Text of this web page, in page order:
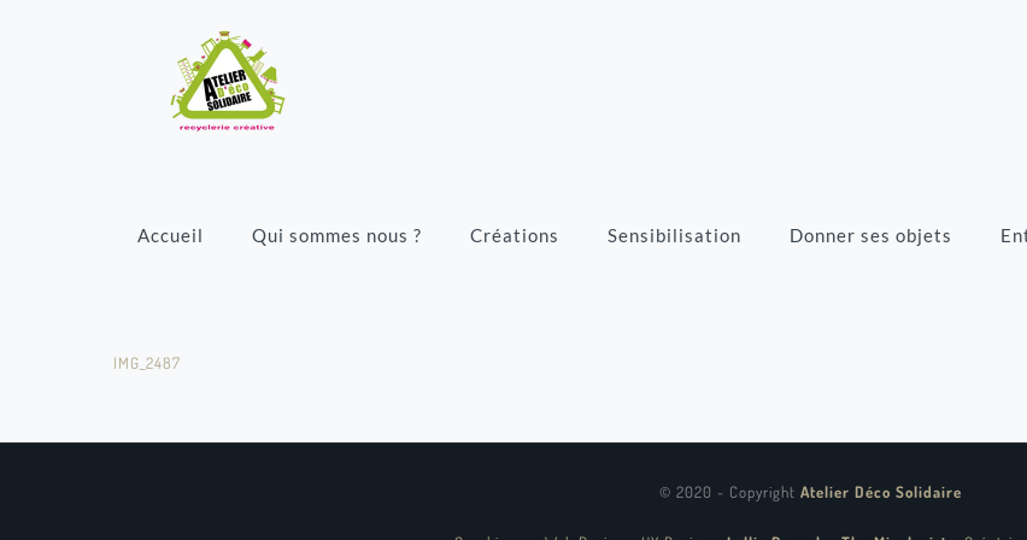
Accueil Qui sommes nous ? Créations Sensibilisation Donner ses objets
IMG_2487
© 2020 - Copyright Atelier Déco Solidaire